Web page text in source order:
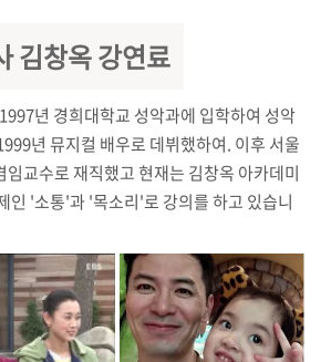
김창옥 강연료
년 경희대학교 성악과에 입학하여 성악
년 뮤지컬 배우로 데뷔했하여. 이후 서울
임교수로 재직했고 현재는 김창옥 아카데미
인 '소통'과 '목소리'로 강의를 하고 있습니